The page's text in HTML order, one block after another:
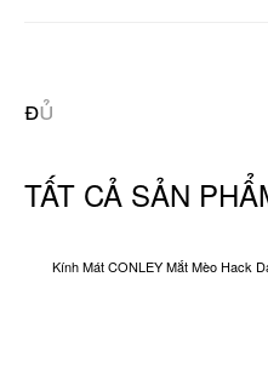
TẤT CẢ SẢN
Kính Mát CONLEY Mắt Mèo Hack